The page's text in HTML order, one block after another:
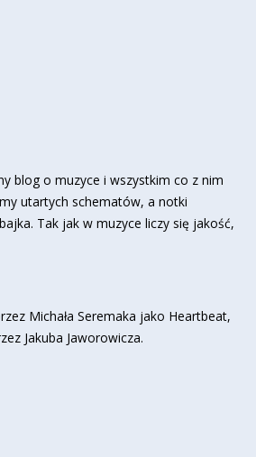
blog o muzyce i wszystkim co z nim
utartych schematów, a notki
Tak jak w muzyce liczy się jakość,
Michała Seremaka jako Heartbeat,
Jakuba Jaworowicza.